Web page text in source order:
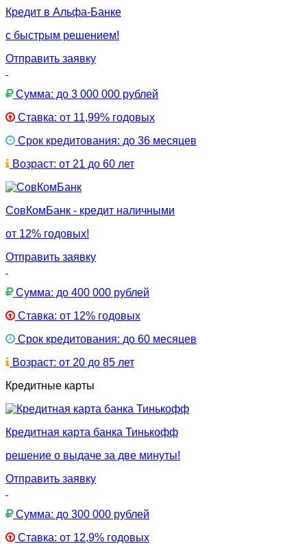
Кредит в Альфа-Банке
с быстрым решением!
Отправить заявку
Сумма: до 3 000 000 рублей
Ставка: от 11,99% годовых
Срок кредитования: до 36 месяцев
Возраст: от 21 до 60 лет
СовКомБанк - кредит наличными
от 12% годовых!
Отправить заявку
Сумма: до 400 000 рублей
Ставка: от 12% годовых
Срок кредитования: до 60 месяцев
Возраст: от 20 до 85 лет
Кредитные карты
Кредитная карта банка Тинькофф
решение о выдаче за две минуты!
Отправить заявку
Сумма: до 300 000 рублей
Ставка: от 12,9% годовых